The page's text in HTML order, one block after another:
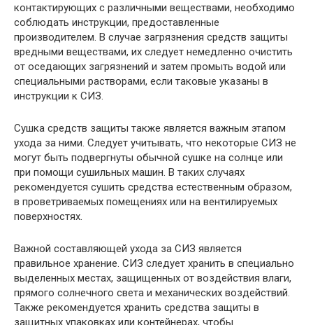
контактирующих с различными веществами, необходимо
соблюдать инструкции, предоставленные
производителем. В случае загрязнения средств защиты
вредными веществами, их следует немедленно очистить
от оседающих загрязнений и затем промыть водой или
специальными растворами, если таковые указаны в
инструкции к СИЗ.
Сушка средств защиты также является важным этапом
ухода за ними. Следует учитывать, что некоторые СИЗ не
могут быть подвергнуты обычной сушке на солнце или
при помощи сушильных машин. В таких случаях
рекомендуется сушить средства естественным образом,
в проветриваемых помещениях или на вентилируемых
поверхностях.
Важной составляющей ухода за СИЗ является
правильное хранение. СИЗ следует хранить в специально
выделенных местах, защищенных от воздействия влаги,
прямого солнечного света и механических воздействий.
Также рекомендуется хранить средства защиты в
защитных упаковках или контейнерах, чтобы